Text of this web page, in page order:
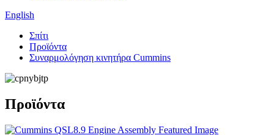
English
Σπίτι
Προϊόντα
Συναρμολόγηση κινητήρα Cummins
Προϊόντα